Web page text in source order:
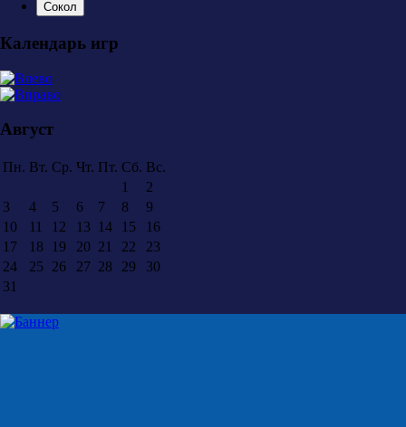
Сокол
Календарь игр
Август
Пн. Вт. Ср. Чт. Пт. Сб. Вс.
1
2
3
4 5 6 7 8
9
10
11 12 13 14 15
16
17
18 19 20 21 22
23
24
25 26 27 28 29
30
31